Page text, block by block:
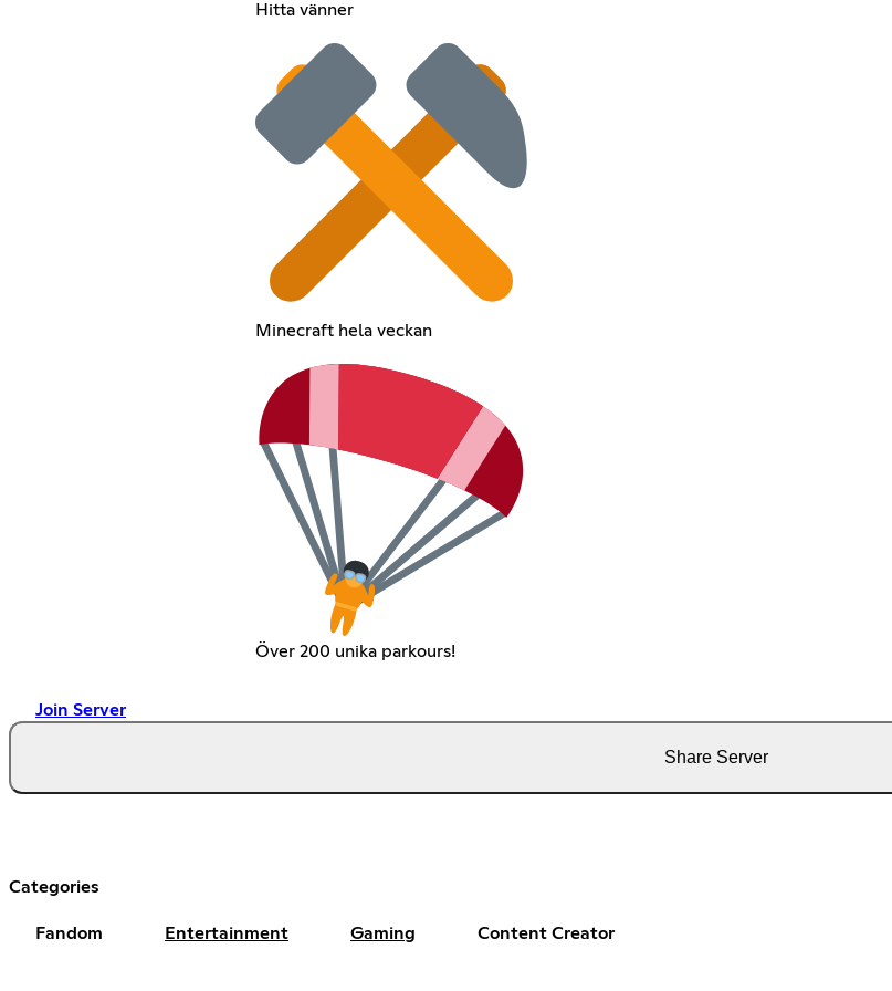
Hitta vänner
Minecraft hela veckan
Över 200 unika parkours!
Join Server
Share Server
Categories
Fandom Entertainment Gaming Content Creator